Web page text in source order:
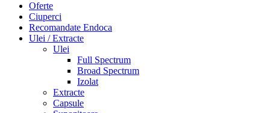
Oferte
Ciuperci
Recomandate Endoca
Ulei / Extracte
Ulei
Full Spectrum
Broad Spectrum
Izolat
Extracte
Capsule